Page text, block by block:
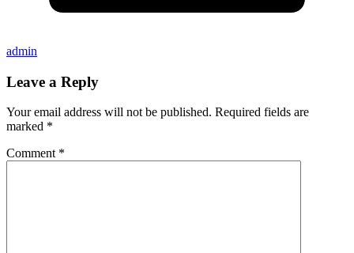
admin
Leave a Reply
Your email address will not be published. Required fields are
marked *
Comment *